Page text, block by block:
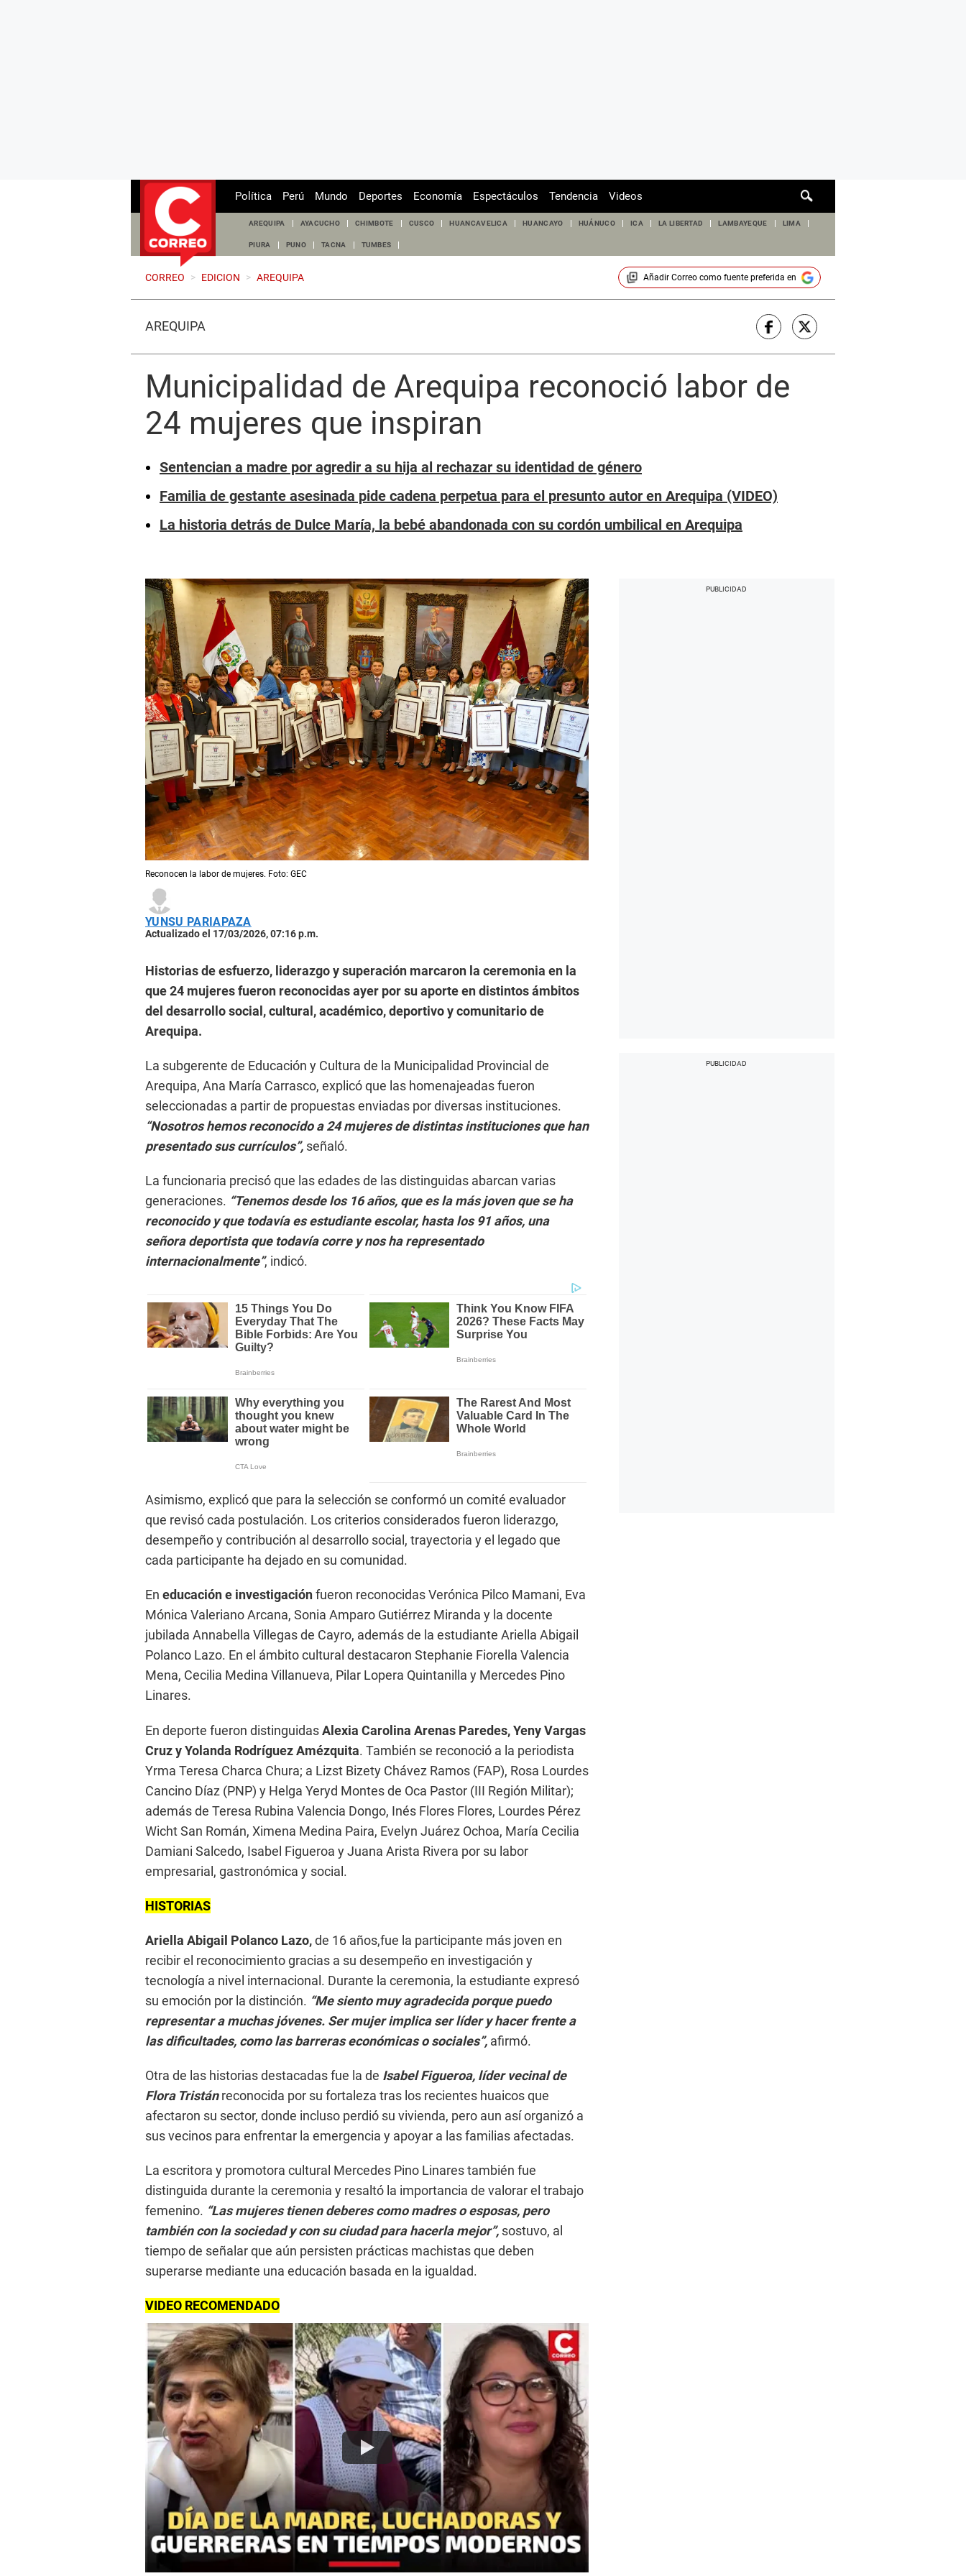
de
Política Perú Mundo Deportes Economía Espectáculos Tendencia Videos
AREQUIPA AYACUCHO CHIMBOTE CUSCO HUANCAVELICA HUANCAYO HUÁNUCO ICA LA LIBERTAD LAMBAYEQUE LIMA
PIURA PUNO TACNA TUMBES
CORREO > EDICION > AREQUIPA Añadir Correocomo fuente preferida en
AREQUIPA
Municipalidad de Arequipa reconoció labor de
24 mujeres que inspiran
Sentencian a madre por agredir a su hija al rechazar su identidad de género
Familia de gestante asesinada pide cadena perpetua para el presunto autor en Arequipa (VIDEO)
La historia detrás de Dulce María, la bebé abandonada con su cordón umbilical en Arequipa
Reconocen la labor de mujeres. Foto: GEC
YUNSU PARIAPAZA
Actualizado el 17/03/2026, 07:16 p.m.
Historias de esfuerzo, liderazgo y superación marcaron la ceremonia en la
que 24 mujeres fueron reconocidas ayer por su aporte en distintos ámbitos
del desarrollo social, cultural, académico, deportivo y comunitario de
Arequipa.
La subgerente de Educación y Cultura de la Municipalidad Provincial de
Arequipa, Ana María Carrasco, explicó que las homenajeadas fueron
seleccionadas a partir de propuestas enviadas por diversas instituciones.
“Nosotros hemos reconocido a 24 mujeres de distintas instituciones que han
presentado sus currículos”, señaló.
La funcionaria precisó que las edades de las distinguidas abarcan varias
generaciones. “Tenemos desde los 16 años, que es la más joven que se ha
reconocido y que todavía es estudiante escolar, hasta los 91 años, una
señora deportista que todavía corre y nos ha representado
internacionalmente”, indicó.
Asimismo, explicó que para la selección se conformó un comité evaluador
que revisó cada postulación. Los criterios considerados fueron liderazgo,
desempeño y contribución al desarrollo social, trayectoria y el legado que
cada participante ha dejado en su comunidad.
En educación e investigaciónfueron reconocidas Verónica Pilco Mamani, Eva
Mónica Valeriano Arcana, Sonia Amparo Gutiérrez Miranda y la docente
jubilada Annabella Villegas de Cayro, además de la estudiante Ariella Abigail
Polanco Lazo. En el ámbito cultural destacaron Stephanie Fiorella Valencia
Mena, Cecilia Medina Villanueva, Pilar Lopera Quintanilla y Mercedes Pino
Linares.
En deporte fueron distinguidasAlexia Carolina Arenas Paredes, Yeny Vargas
Cruz y Yolanda Rodríguez Amézquita. También se reconoció a la periodista
Yrma Teresa Charca Chura; a Lizst Bizety Chávez Ramos (FAP), Rosa Lourdes
Cancino Díaz (PNP) y Helga Yeryd Montes de Oca Pastor (III Región Militar);
además de Teresa Rubina Valencia Dongo, Inés Flores Flores, Lourdes Pérez
Wicht San Román, Ximena Medina Paira, Evelyn Juárez Ochoa, María Cecilia
Damiani Salcedo, Isabel Figueroa y Juana Arista Rivera por su labor
empresarial, gastronómica y social.
HISTORIAS
Ariella Abigail Polanco Lazo,de 16 años,fue la participante más joven en
recibir el reconocimiento gracias a su desempeño en investigación y
tecnología a nivel internacional. Durante la ceremonia, la estudiante expresó
su emoción por la distinción. “Me siento muy agradecida porque puedo
representar a muchas jóvenes. Ser mujer implica ser líder y hacer frente a
las dificultades, como las barreras económicas o sociales”, afirmó.
Otra de las historias destacadas fue la de Isabel Figueroa, líder vecinal de
Flora Tristánreconocida por su fortaleza tras los recientes huaicos que
afectaron su sector, donde incluso perdió su vivienda, pero aun así organizó a
sus vecinos para enfrentar la emergencia y apoyar a las familias afectadas.
La escritora y promotora cultural Mercedes Pino Linares también fue
distinguida durante la ceremonia y resaltó la importancia de valorar el trabajo
femenino. “Las mujeres tienen deberes como madres o esposas, pero
también con la sociedad y con su ciudad para hacerla mejor”, sostuvo, al
tiempo de señalar que aún persisten prácticas machistas que deben
superarse mediante una educación basada en la igualdad.
VIDEO RECOMENDADO